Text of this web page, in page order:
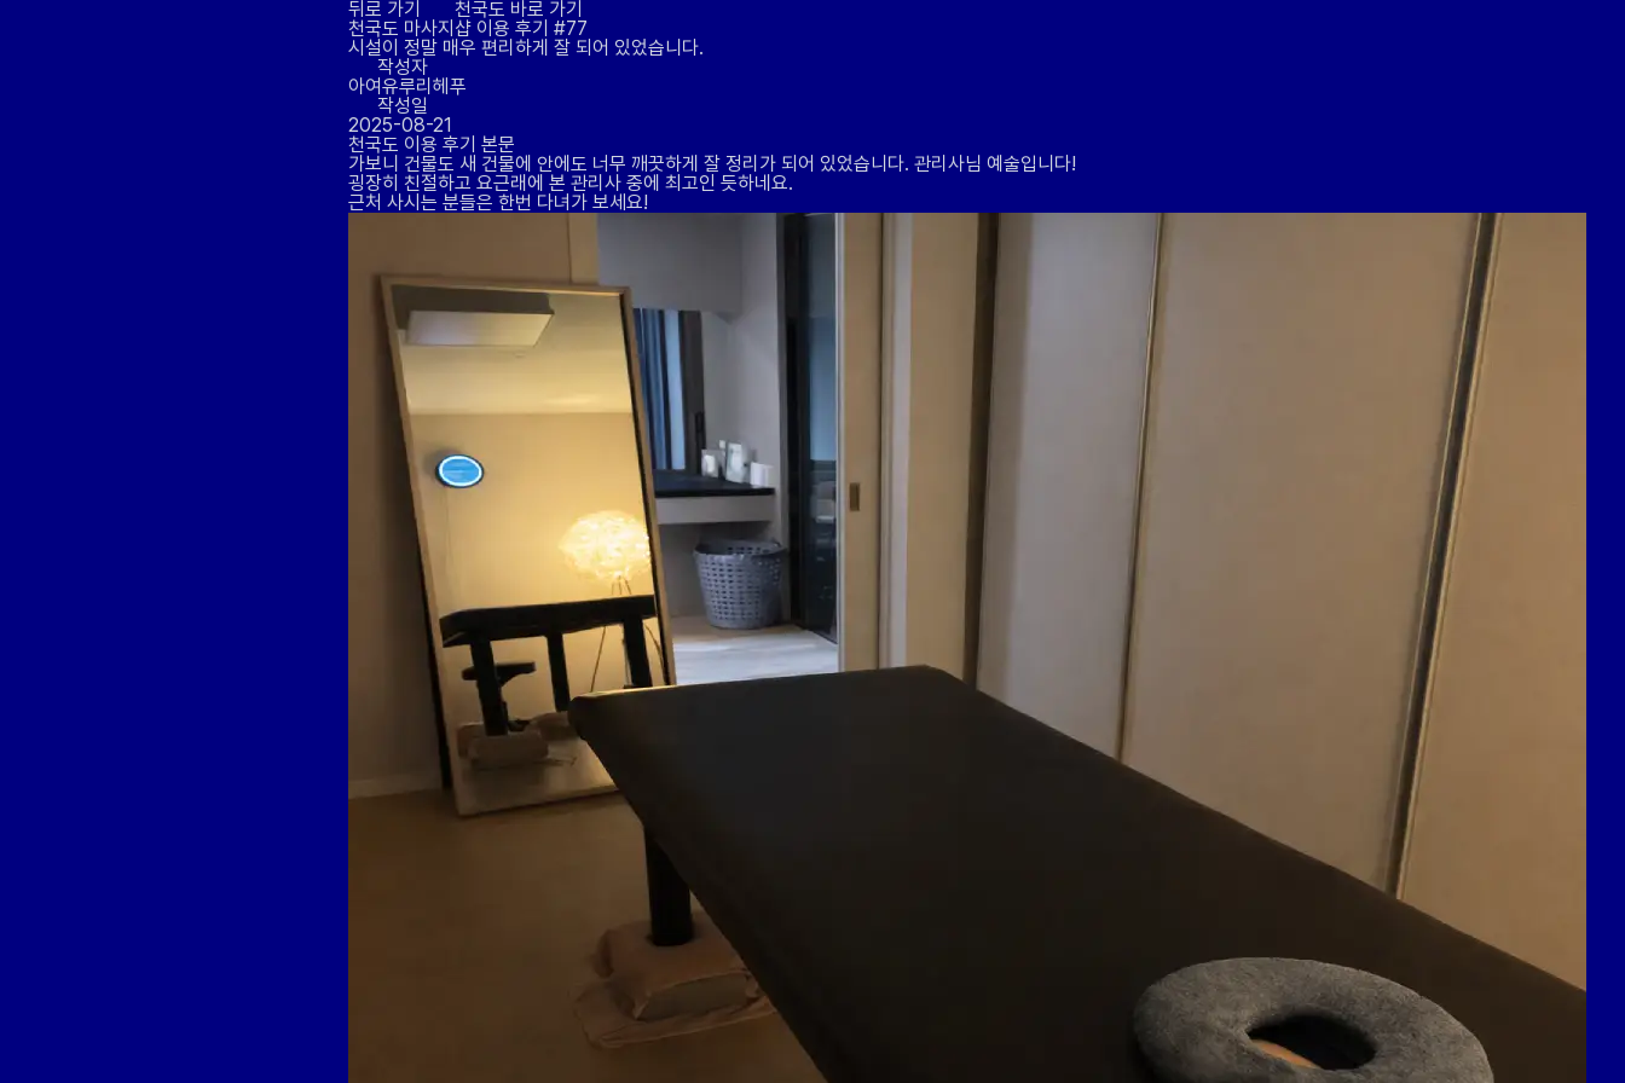
뒤로 가기
천국도 바로 가기
천국도 마사지샵 이용 후기 #77
시설이 정말 매우 편리하게 잘 되어 있었습니다.
작성자
아여유루리헤푸
작성일
2025-08-21
천국도 이용 후기 본문
가보니 건물도 새 건물에 안에도 너무 깨끗하게 잘 정리가 되어 있었습니다. 관리사님 예술입니다!
굉장히 친절하고 요근래에 본 관리사 중에 최고인 듯하네요.
근처 사시는 분들은 한번 다녀가 보세요!